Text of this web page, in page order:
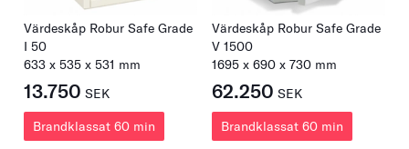
Värdeskåp Robur Safe Grade
I 50
633 x 535 x 531 mm
13.750 SEK
Brandklassat 60 min
Värdeskåp Robur Safe Grade
V 1500
1695 x 690 x 730 mm
62.250 SEK
Brandklassat 60 min